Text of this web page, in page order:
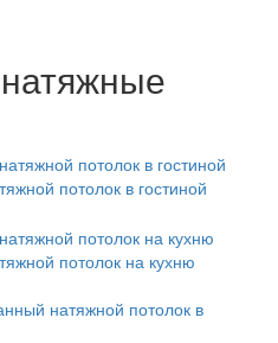
потолок в гостиной
потолок на кухню